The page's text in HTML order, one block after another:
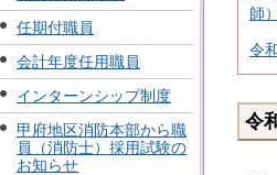
任期付職員
会計年度任用職員
インターンシップ制度
甲府地区消防本部から職
員（消防士）採用試験の
お知らせ
師
令
令